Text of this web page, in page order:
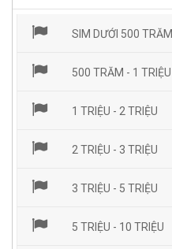
SIM DƯỚI 500 TRĂM
500 TRĂM - 1 TRIỆU
1 TRIỆU - 2 TRIỆU
2 TRIỆU - 3 TRIỆU
3 TRIỆU - 5 TRIỆU
5 TRIỆU - 10 TRIỆU